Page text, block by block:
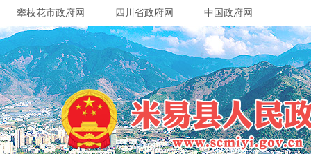
攀枝花市政府网 四川省政府网 中国政府网